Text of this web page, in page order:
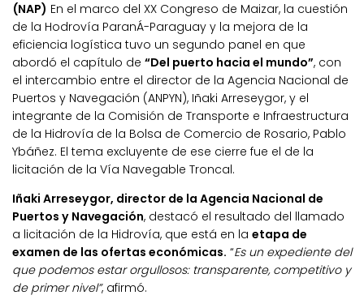
(NAP) En el marco del XX Congreso de Maizar, la cuestión
de la Hodrovía ParanÁ-Paraguay y la mejora de la
eficiencia logística tuvo un segundo panel en que
abordó el capítulo de “Del puerto hacia el mundo”, con
el intercambio entre el director de la Agencia Nacional de
Puertos y Navegación (ANPYN), Iñaki Arreseygor, y el
integrante de la Comisión de Transporte e Infraestructura
de la Hidrovía de la Bolsa de Comercio de Rosario, Pablo
Ybáñez. El tema excluyente de ese cierre fue el de la
licitación de la Vía Navegable Troncal.
Iñaki Arreseygor, director de la Agencia Nacional de
Puertos y Navegación, destacó el resultado del llamado
a licitación de la Hidrovía, que está en la etapa de
examen de las ofertas económicas. “Es un expediente del
que podemos estar orgullosos: transparente, competitivo y
de primer nivel”, afirmó.